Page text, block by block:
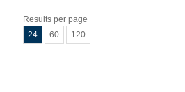
Results per page
24
60 120